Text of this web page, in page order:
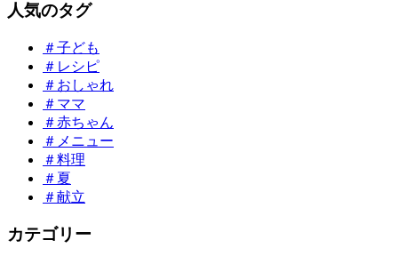
人気のタグ
＃子ども
＃レシピ
＃おしゃれ
＃ママ
＃赤ちゃん
＃メニュー
＃料理
＃夏
＃献立
カテゴリー